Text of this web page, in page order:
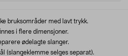
bruksområder med lavt trykk.
i flere dimensjoner.
ødelagte slanger.
(slangeklemme selges separat).